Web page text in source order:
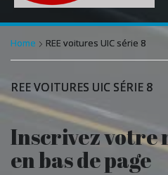
Home REE voitures UIC série 8
REE VOITURES UIC SÉRIE 8
Inscrivez votre
en bas de page